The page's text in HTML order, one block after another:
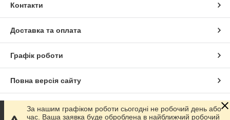
Контакти
Доставка та оплата
Графік роботи
Повна версія сайту
Сайт створено на маркетплейсі Prom.ua
За нашим графіком роботи сьогодні не робочий день або
час. Ваша заявка буде оброблена в найближчий робочий